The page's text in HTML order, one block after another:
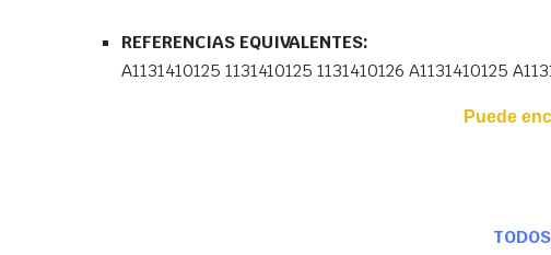
REFERENCIAS EQUIVALENTES:
A1131410125 1131410125 1131410126 A1131410125
Puede